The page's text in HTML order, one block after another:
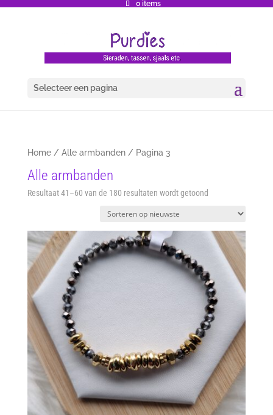
0 items
Selecteer een pagina
Home/ Alle armbanden/ Pagina 3
Alle armbanden
Resultaat 41–60 van de 180 resultaten wordt getoondGesorteerd